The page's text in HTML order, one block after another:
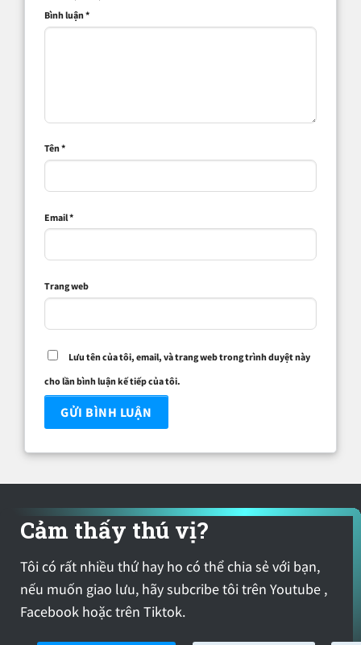
Bình luận*
Tên*
Email*
Trang web
Lưu tên của tôi, email, và trang web trong trình duyệt này
cho lần bình luận kế tiếp của tôi.
Cảm thấy thú vị?
Tôi có rất nhiều thứ hay ho có thể chia sẻ với bạn,
nếu muốn giao lưu, hãy subcribe tôi trên Youtube ,
Facebook hoặc trên Tiktok.